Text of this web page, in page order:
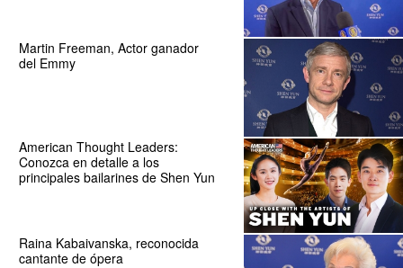
Martin Freeman, Actor ganador
del Emmy
American Thought Leaders:
Conozca en detalle a los
principales bailarines de Shen Yun
Raina Kabaivanska, reconocida
cantante de ópera